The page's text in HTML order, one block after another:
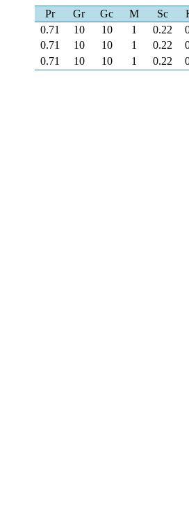
Pr Gr Gc M Sc
0.71
10 10 1 0.22
0.71
10 10 1 0.22
0.71
10 10 1 0.22